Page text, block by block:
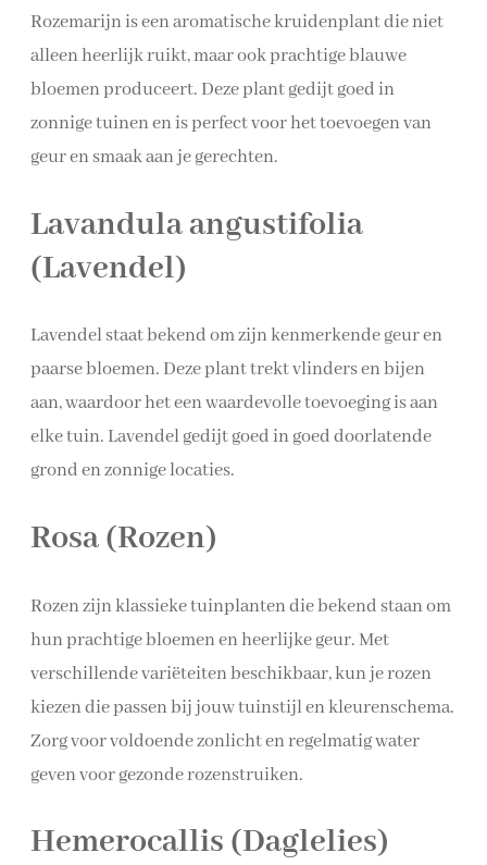
Rozemarijn is een aromatische kruidenplant die niet
alleen heerlijk ruikt, maar ook prachtige blauwe
bloemen produceert. Deze plant gedijt goed in
zonnige tuinen en is perfect voor het toevoegen van
geur en smaak aan je gerechten.
Lavandula angustifolia
(Lavendel)
Lavendel staat bekend om zijn kenmerkende geur en
paarse bloemen. Deze plant trekt vlinders en bijen
aan, waardoor het een waardevolle toevoeging is aan
elke tuin. Lavendel gedijt goed in goed doorlatende
grond en zonnige locaties.
Rosa (Rozen)
Rozen zijn klassieke tuinplanten die bekend staan om
hun prachtige bloemen en heerlijke geur. Met
verschillende variëteiten beschikbaar, kun je rozen
kiezen die passen bij jouw tuinstijl en kleurenschema.
Zorg voor voldoende zonlicht en regelmatig water
geven voor gezonde rozenstruiken.
Hemerocallis (Daglelies)